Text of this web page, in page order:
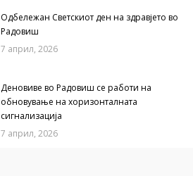
Одбележан Светскиот ден на здравјето во
Радовиш
7 април, 2026
Деновиве во Радовиш се работи на
обновување на хоризонталната
сигнализација
7 април, 2026